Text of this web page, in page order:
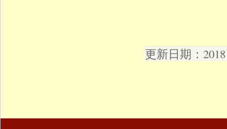
更新日期：